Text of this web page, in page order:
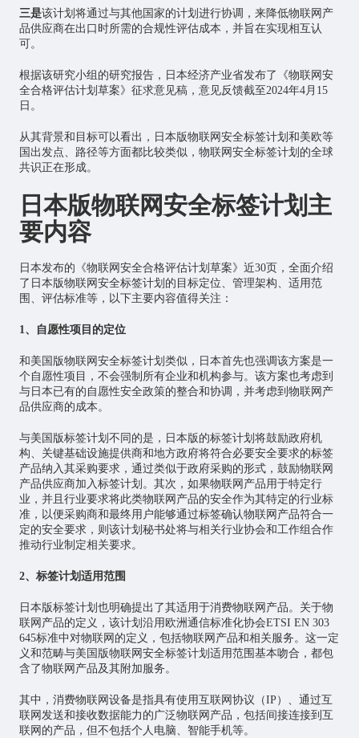
三是该计划将通过与其他国家的计划进行协调，来降低物联网产
品供应商在出口时所需的合规性评估成本，并旨在实现相互认
可。
根据该研究小组的研究报告，日本经济产业省发布了《物联网安
全合格评估计划草案》征求意见稿，意见反馈截至2024年4月15
日。
从其背景和目标可以看出，日本版物联网安全标签计划和美欧等
国出发点、路径等方面都比较类似，物联网安全标签计划的全球
共识正在形成。
日本版物联网安全标签计划主
要内容
日本发布的《物联网安全合格评估计划草案》近30页，全面介绍
了日本版物联网安全标签计划的目标定位、管理架构、适用范
围、评估标准等，以下主要内容值得关注：
1、自愿性项目的定位
和美国版物联网安全标签计划类似，日本首先也强调该方案是一
个自愿性项目，不会强制所有企业和机构参与。该方案也考虑到
与日本已有的自愿性安全政策的整合和协调，并考虑到物联网产
品供应商的成本。
与美国版标签计划不同的是，日本版的标签计划将鼓励政府机
构、关键基础设施提供商和地方政府将符合必要安全要求的标签
产品纳入其采购要求，通过类似于政府采购的形式，鼓励物联网
产品供应商加入标签计划。其次，如果物联网产品用于特定行
业，并且行业要求将此类物联网产品的安全作为其特定的行业标
准，以便采购商和最终用户能够通过标签确认物联网产品符合一
定的安全要求，则该计划秘书处将与相关行业协会和工作组合作
推动行业制定相关要求。
2、标签计划适用范围
日本版标签计划也明确提出了其适用于消费物联网产品。关于物
联网产品的定义，该计划沿用欧洲通信标准化协会ETSI EN 303
645标准中对物联网的定义，包括物联网产品和相关服务。这一定
义和范畴与美国版物联网安全标签计划适用范围基本吻合，都包
含了物联网产品及其附加服务。
其中，消费物联网设备是指具有使用互联网协议（IP）、通过互
联网发送和接收数据能力的广泛物联网产品，包括间接连接到互
联网的产品，但不包括个人电脑、智能手机等。